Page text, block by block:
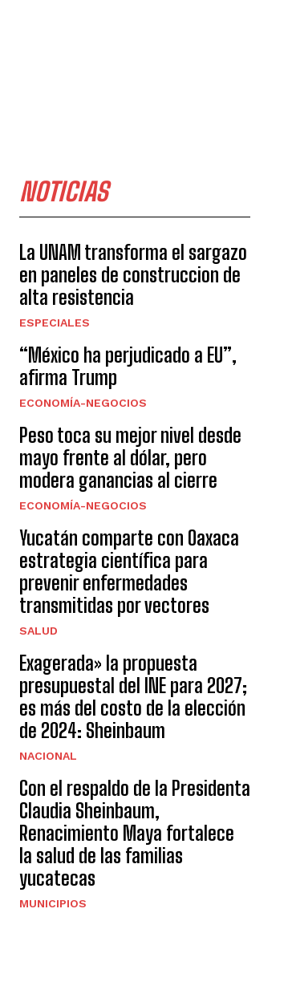
NOTICIAS
La UNAM transforma el sargazo
en paneles de construccion de
alta resistencia
ESPECIALES
“México ha perjudicado a EU”,
afirma Trump
ECONOMÍA-NEGOCIOS
Peso toca su mejor nivel desde
mayo frente al dólar, pero
modera ganancias al cierre
ECONOMÍA-NEGOCIOS
Yucatán comparte con Oaxaca
estrategia científica para
prevenir enfermedades
transmitidas por vectores
SALUD
Exagerada» la propuesta
presupuestal del INE para 2027;
es más del costo de la elección
de 2024: Sheinbaum
NACIONAL
Con el respaldo de la Presidenta
Claudia Sheinbaum,
Renacimiento Maya fortalece
la salud de las familias
yucatecas
MUNICIPIOS